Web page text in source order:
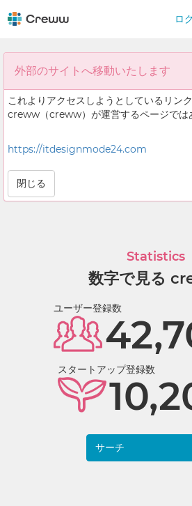
ロ
外部のサイトへ移動いたします
これよりアクセスしようとしているリンク
creww（creww）が運営するページでは
https://itdesignmode24.com
閉じる
Statistics
数字で見る
ユーザー登録数
スタートアップ登録数
サーチ